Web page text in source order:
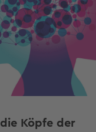
Köpfe der